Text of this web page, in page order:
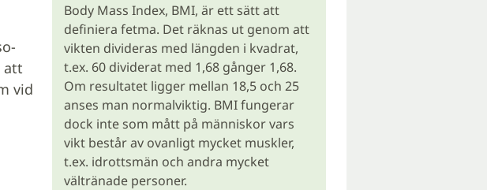
att
vid
Body Mass Index, BMI, är ett sätt att
definiera fetma. Det räknas ut genom att
vikten divideras med längden i kvadrat,
t.ex. 60 dividerat med 1,68 gånger 1,68.
Om resultatet ligger mellan 18,5 och 25
anses man normalviktig. BMI fungerar
dock inte som mått på människor vars
vikt består av ovanligt mycket muskler,
t.ex. idrottsmän och andra mycket
vältränade personer.